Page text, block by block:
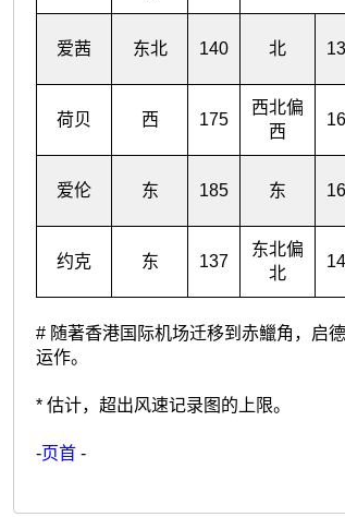
爱茜 东北 140 北
荷贝 西 175
西北偏
西
爱伦 东 185 东
约克 东 137
东北偏
北
# 随著香港国际机场迁移到赤鱲角，启
运作。
* 估计，超出风速记录图的上限。
-页首 -